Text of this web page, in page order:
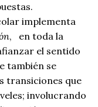
implementa
, en toda la
el sentido
también se
transiciones que
involucrando